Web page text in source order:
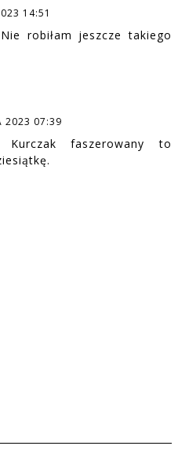
14:51
robiłam jeszcze takiego
2023 07:39
Kurczak faszerowany to